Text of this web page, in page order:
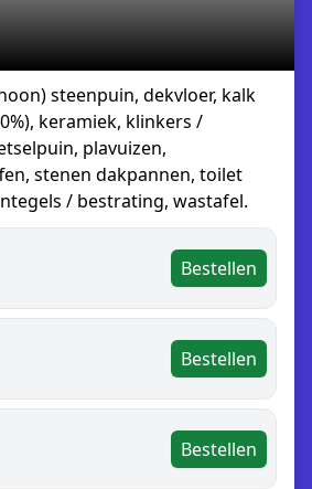
steenpuin, dekvloer, kalk
keramiek, klinkers /
plavuizen,
stenen dakpannen, toilet
/ bestrating, wastafel.
Bestellen
Bestellen
Bestellen